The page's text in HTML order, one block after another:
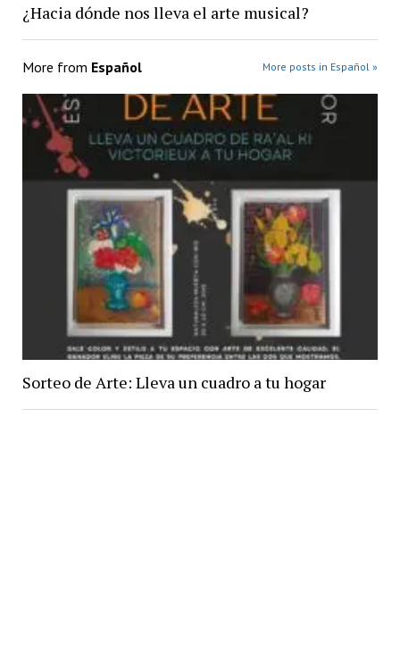
¿Hacia dónde nos lleva el arte musical?
More from Español More posts in Español »
Sorteo de Arte: Lleva un cuadro a tu hogar